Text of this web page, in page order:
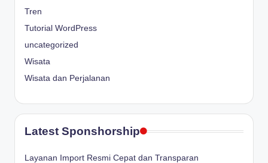
Tren
Tutorial WordPress
uncategorized
Wisata
Wisata dan Perjalanan
Latest Sponshorship
Layanan Import Resmi Cepat dan Transparan